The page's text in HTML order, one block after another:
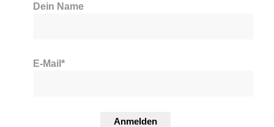
Dein Name
E-Mail*
Anmelden